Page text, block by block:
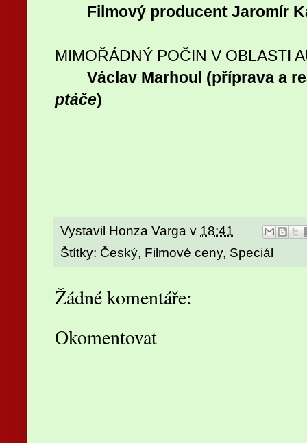
Filmový producent Jaromír
MIMOŘÁDNÝ POČIN V OBLASTI
Václav Marhoul (příprava a
ptáče)
Vystavil Honza Varga v 18:41
Štítky: Český, Filmové ceny, Speciál
Žádné komentáře:
Okomentovat